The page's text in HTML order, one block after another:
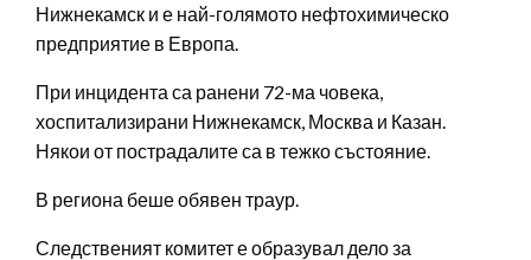
Нижнекамск и е най-голямото нефтохимическо
предприятие в Европа.
При инцидента са ранени 72-ма човека,
хоспитализирани Нижнекамск, Москва и Казан.
Някои от пострадалите са в тежко състояние.
В региона беше обявен траур.
Следственият комитет е образувал дело за